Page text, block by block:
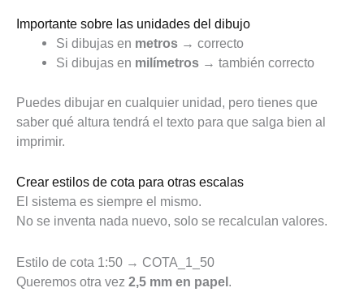
Importante sobre las unidades del dibujo
Si dibujas en metros → correcto
Si dibujas en milímetros → también correcto
Puedes dibujar en cualquier unidad, pero tienes que
saber qué altura tendrá el texto para que salga bien al
imprimir.
Crear estilos de cota para otras escalas
El sistema es siempre el mismo.
No se inventa nada nuevo, solo se recalculan valores.
Estilo de cota 1:50 → COTA_1_50
Queremos otra vez 2,5 mm en papel